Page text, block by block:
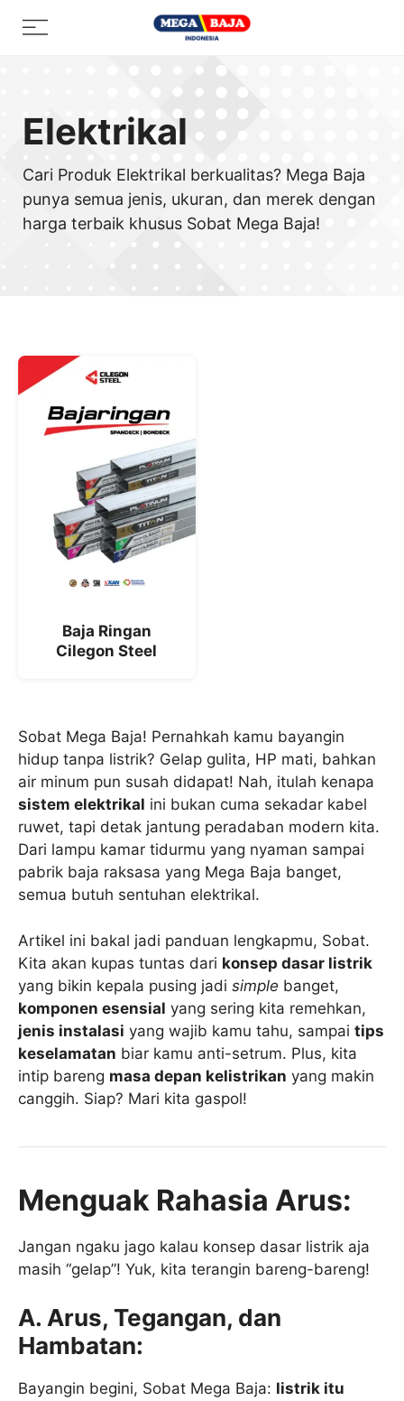
Menu
Elektrikal
Cari Produk Elektrikal berkualitas? Mega Baja
punya semua jenis, ukuran, dan merek dengan
harga terbaik khusus Sobat Mega Baja!
Baja Ringan
Cilegon Steel
Sobat Mega Baja! Pernahkah kamu bayangin
hidup tanpa listrik? Gelap gulita, HP mati, bahkan
air minum pun susah didapat! Nah, itulah kenapa
sistem elektrikal ini bukan cuma sekadar kabel
ruwet, tapi detak jantung peradaban modern kita.
Dari lampu kamar tidurmu yang nyaman sampai
pabrik baja raksasa yang Mega Baja banget,
semua butuh sentuhan elektrikal.
Artikel ini bakal jadi panduan lengkapmu, Sobat.
Kita akan kupas tuntas dari konsep dasar listrik
yang bikin kepala pusing jadi simple banget,
komponen esensial yang sering kita remehkan,
jenis instalasi yang wajib kamu tahu, sampai tips
keselamatan biar kamu anti-setrum. Plus, kita
intip bareng masa depan kelistrikan yang makin
canggih. Siap? Mari kita gaspol!
Menguak Rahasia Arus:
Jangan ngaku jago kalau konsep dasar listrik aja
masih “gelap”! Yuk, kita terangin bareng-bareng!
A. Arus, Tegangan, dan
Hambatan:
Bayangin begini, Sobat Mega Baja: listrik itu